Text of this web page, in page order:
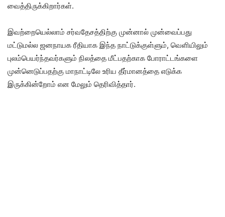
வைத்திருக்கிறார்கள்.
இவற்றையெல்லாம் சர்வதேசத்திற்கு முன்னால் முன்வைப்பது
மட்டுமல்ல ஜனநாயக ரீதியாக இந்த நாட்டுக்குள்ளும், வெளியிலும்
புலம்பெயர்ந்தவர்களும் நிலத்தை மீட்பதற்காக போராட்டங்களை
முன்னெடுப்பதற்கு மாநாட்டிலே உரிய தீர்மானத்தை எடுக்க
இருக்கின்றோம் என மேலும் தெரிவித்தார்.